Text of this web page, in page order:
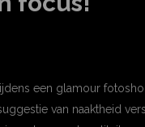
een glamour
van naaktheid